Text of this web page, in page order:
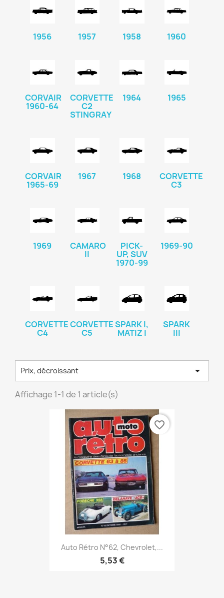
1956 1957 1958 1960
CORVAIR
1960-64
CORVETTE
C2
STINGRAY
1964 1965
CORVAIR
1965-69
1967 1968 CORVETTE
C3
1969 CAMARO
II
PICK-
UP, SUV
1970-99
1969-90
CORVETTE
C4
CORVETTE
C5
SPARK I,
MATIZ I
SPARK
III
Prix, décroissant 
Affichage 1-1 de 1 article(s)
Auto Rétro N°62, Chevrolet,...
5,53 €
favorite_border